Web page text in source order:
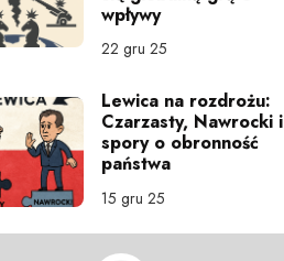
wpływy
22 gru 25
Lewica na rozdrożu:
Czarzasty, Nawrocki i
spory o obronność
państwa
15 gru 25